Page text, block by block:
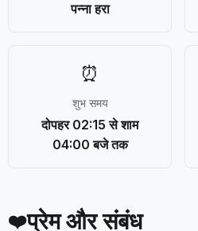
पन्ना हरा
⏰
शुभ समय
दोपहर 02:15 से शाम
04:00 बजे तक
❤️प्रेम और संबंध